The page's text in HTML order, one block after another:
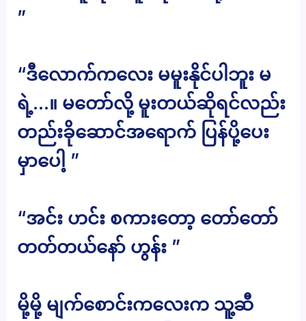
”
“ဒီလောက်ကလေး မမူးနိုင်ပါဘူး မ
ရဲ့…။ မတော်လို့ မူးတယ်ဆိုရင်လည်း
တည်းခိုဆောင်အရောက် ပြန်ပို့ပေး
မှာပေါ့ ”
“အင်း ဟင်း စကားတော့ တော်တော်
တတ်တယ်နော် ဟွန်း ”
မို့မို့ မျက်စောင်းကလေးက သူ့ဆီ